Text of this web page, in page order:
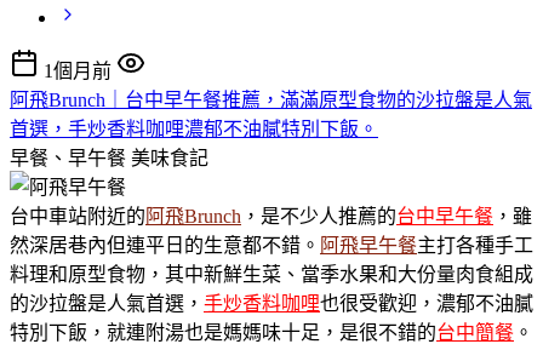
1個月前
阿飛Brunch｜台中早午餐推薦，滿滿原型食物的沙拉盤是人氣
首選，手炒香料咖哩濃郁不油膩特別下飯。
早餐、早午餐 美味食記
台中車站附近的 阿飛Brunch ，是不少人推薦的台中早午餐 ，雖
然深居巷內但連平日的生意都不錯。 阿飛早午餐主打各種手工
料理和原型食物，其中新鮮生菜、當季水果和大份量肉食組成
的沙拉盤是人氣首選， 手炒香料咖哩也很受歡迎，濃郁不油膩
特別下飯，就連附湯也是媽媽味十足，是很不錯的台中簡餐 。